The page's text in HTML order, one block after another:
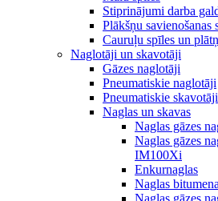
Stiprinājumi darba
Plākšņu savienošanas
Cauruļu spīles un
Naglotāji un skavotāji
Gāzes naglotāji
Pneumatiskie naglotāji
Pneumatiskie skavotāji
Naglas un skavas
Naglas gāzes
Naglas gāzes
IM100Xi
Enkurnaglas
Naglas
Naglas gāzes